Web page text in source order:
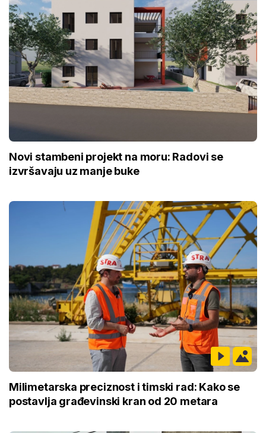
Novi stambeni projekt na moru: Radovi se
izvršavaju uz manje buke
Milimetarska preciznost i timski rad: Kako se
postavlja građevinski kran od 20 metara